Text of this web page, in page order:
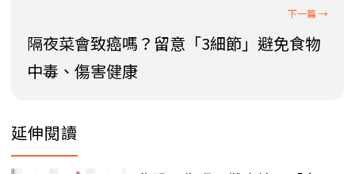
隔夜菜會致癌嗎？留意「3細節」避免食物
中毒、傷害健康
延伸閱讀